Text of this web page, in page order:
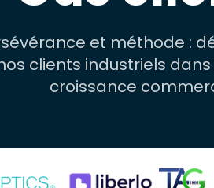
et méthode :
clients industriels
croissance